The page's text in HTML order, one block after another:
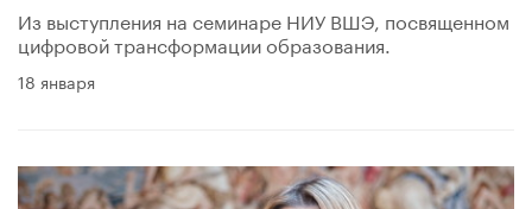
Из выступления на семинаре НИУ ВШЭ, посвященном
цифровой трансформации образования.
18 января